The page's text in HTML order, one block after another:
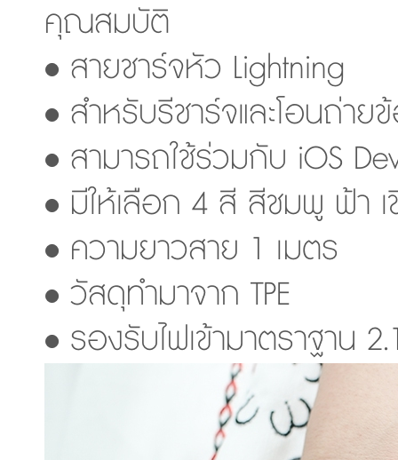
คุณสมบัติ
• สายชาร์จหัว Lightning
• สำหรับรีชาร์จและโอนถ่า
• สามารถใช้ร่วมกับ iOS
• มีให้เลือก 4 สี สีชมพู ฟ้า เขี
• ความยาวสาย 1 เมตร
• วัสดุทำมาจาก TPE
• รองรับไฟเข้ามาตราฐาน